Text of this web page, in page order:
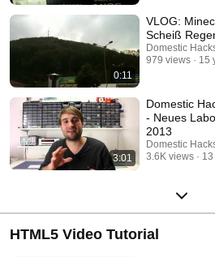
0:11
VLOG:
Scheiß
Domestic
979 views
15
3:01
Domestic
- Neues
2013
Domestic
3.6K views
HTML5 Video Tutorial